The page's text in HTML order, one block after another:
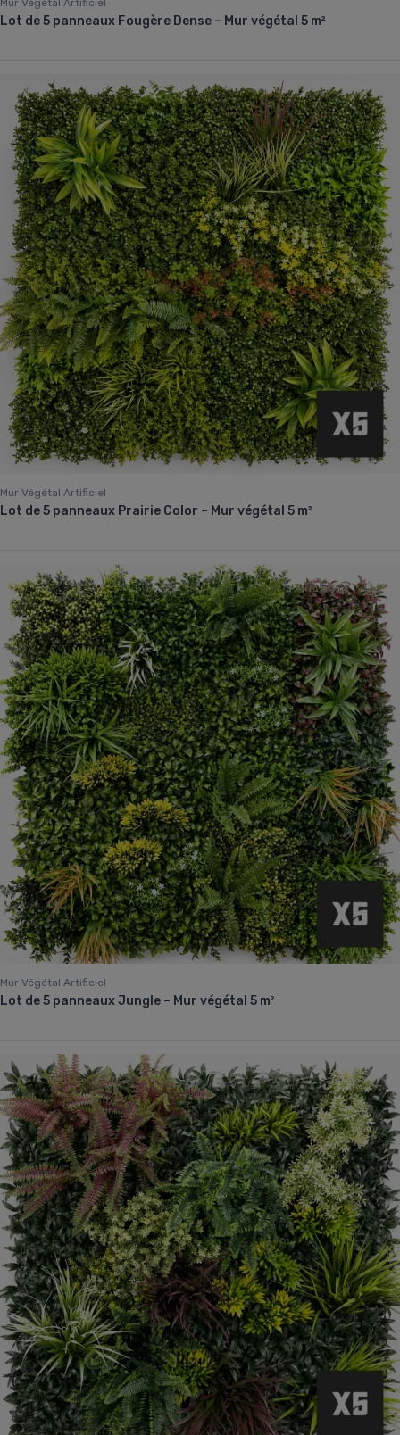
Mur Végétal Artificiel
Lot de 5 panneaux Fougère Dense – Mur végétal 5 m²
Mur Végétal Artificiel
Lot de 5 panneaux Prairie Color – Mur végétal 5 m²
Mur Végétal Artificiel
Lot de 5 panneaux Jungle – Mur végétal 5 m²